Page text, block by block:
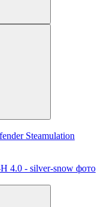
Steamulation